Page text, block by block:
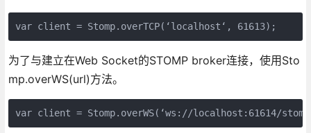
var client = Stomp.overTCP(‘localhost‘, 61613);
为了与建立在Web Socket的STOMP broker连接，使用Sto
mp.overWS(url)方法。
var client = Stomp.overWS(‘ws://localhost:61614/